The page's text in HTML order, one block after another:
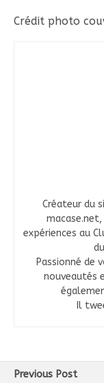
Crédit photo
Créateur du
expériences au
Passionné de
nouveautés
Il
Previous Post